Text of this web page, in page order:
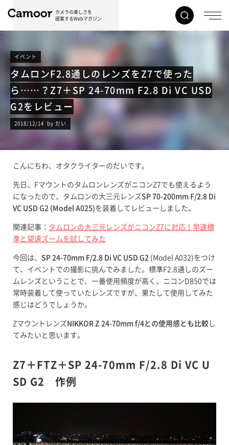
カメラの楽しさを
提案するWebマガジン
イベント
タムロンF2.8通しのレンズをZ7で使った
ら……？Z7＋SP 24-70mm F2.8 Di VC USD
G2をレビュー
2018/12/14 by だい
こんにちわ、オタクライターのだいです。
先日、FマウントのタムロンレンズがニコンZ7でも使えるよう
になったので、タムロンの大三元レンズSP 70-200mm F/2.8 Di
VC USD G2 (Model A025)を装着してレビューしました。
関連記事： タムロンの大三元レンズがニコンZ7に対応！早速標
準と望遠ズームを試してみた
今回は、 SP 24-70mm F/2.8 Di VC USD G2 (Model A032)をつけ
て、イベントでの撮影に挑んでみました。標準F2.8通しのズー
ムレンズということで、一番使用頻度が高く、ニコンD850では
常時装着して使っていたレンズですが、果たして使用してみた
感じはどうでしょうか。
Zマウントレンズ NIKKOR Z 24-70mm f/4との使用感とも比較 し
てみたいと思います。
Z7＋FTZ＋SP 24-70mm F/2.8 Di VC U
SD G2 作例